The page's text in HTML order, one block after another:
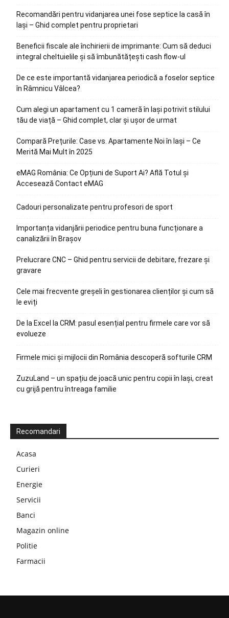
Recomandări pentru vidanjarea unei fose septice la casă în
Iași – Ghid complet pentru proprietari
Beneficii fiscale ale închirierii de imprimante: Cum să deduci
integral cheltuielile și să îmbunătățești cash flow-ul
De ce este importantă vidanjarea periodică a foselor septice
în Râmnicu Vâlcea?
Cum alegi un apartament cu 1 cameră în Iași potrivit stilului
tău de viață – Ghid complet, clar și ușor de urmat
Compară Prețurile: Case vs. Apartamente Noi în Iași – Ce
Merită Mai Mult în 2025
eMAG România: Ce Opțiuni de Suport Ai? Află Totul și
Accesează Contact eMAG
Cadouri personalizate pentru profesori de sport
Importanța vidanjării periodice pentru buna funcționare a
canalizării în Brașov
Prelucrare CNC – Ghid pentru servicii de debitare, frezare și
gravare
Cele mai frecvente greșeli în gestionarea clienților și cum să
le eviți
De la Excel la CRM: pasul esențial pentru firmele care vor să
evolueze
Firmele mici și mijlocii din România descoperă softurile CRM
ZuzuLand – un spațiu de joacă unic pentru copii în Iași, creat
cu grijă pentru întreaga familie
Recomandari
Acasa
Curieri
Energie
Servicii
Banci
Magazin online
Politie
Farmacii